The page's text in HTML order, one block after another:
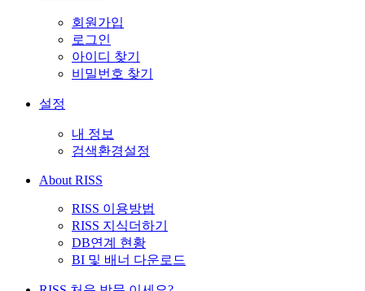
회원가입
로그인
아이디 찾기
비밀번호 찾기
설정
내 정보
검색환경설정
About RISS
RISS 이용방법
RISS 지식더하기
DB연계 현황
BI 및 배너 다운로드